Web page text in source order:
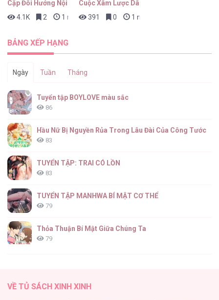
Đàn Anh Dễ Xơi [...] – Chap 15
Cặp Đôi Hướng Nội
4.1K
2 1 ngày trước
Cuộc Xâm Lược Dâm Đãng
391
0 1 ngày trước
BẢNG XẾP HẠNG
Ngày Tuần Tháng
Tuyển tập BOYLOVE màu sắc
86
Hầu Nữ Bị Nguyền Rủa Trong Lâu Đài Của Công Tước
83
TUYỂN TẬP: TRAI CÓ LỒN
83
TUYỂN TẬP MANHWA BÍ MẬT CƠ THỂ
79
Thỏa Thuận Bí Mật Giữa Chúng Ta
79
VỀ TỦ SÁCH XINH XINH